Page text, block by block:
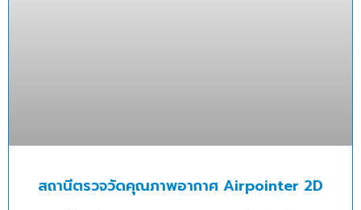
สถานีตรวจวัดคุณภาพอากาศ Airpointer 2D